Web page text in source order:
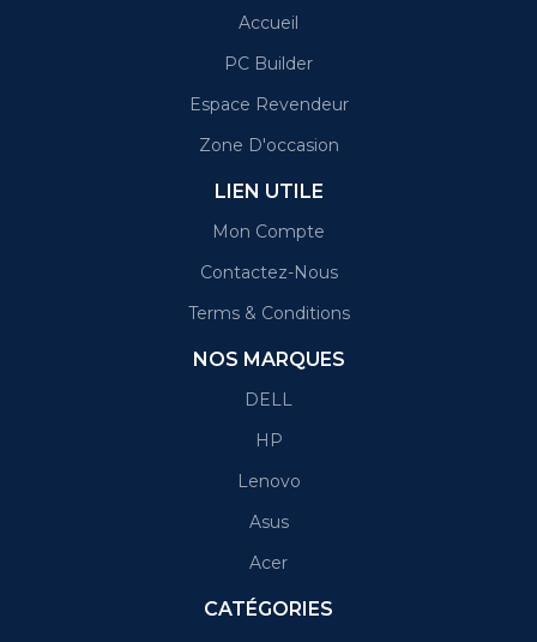
Accueil
PC Builder
Espace Revendeur
Zone D'occasion
LIEN UTILE
Mon Compte
Contactez-Nous
Terms & Conditions
NOS MARQUES
DELL
HP
Lenovo
Asus
Acer
CATÉGORIES